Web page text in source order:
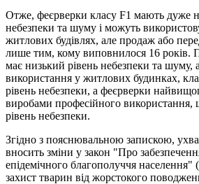
Отже, феєрверки класу F1 мають дуже
небезпеки та шуму і можуть
житлових будівлях, але продаж або
лише тим, кому виповнилося 16 років.
має низький рівень небезпеки та шуму,
використання у житлових будинках,
рівень небезпеки, а феєрверки
виробами професійного
рівень небезпеки.
Згідно з пояснювальною запискою,
вносить зміни у закон "Про
епідемічного благополуччя населення"
захист тварин від жорстокого